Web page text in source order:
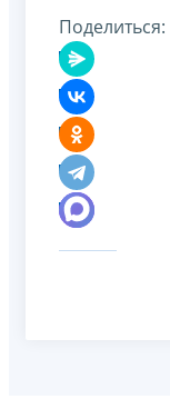
Поделиться: